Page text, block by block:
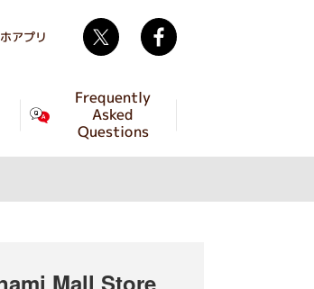
Frequently
Asked
Questions
アプリ Twitter
Mall Store